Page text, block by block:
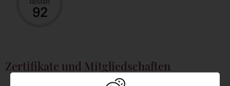
92
Zertifikate und Mitgliedschaften